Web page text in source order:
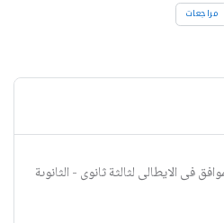
مراجعات
فى الايطالى لثالثة ثانوى - الثانوىة